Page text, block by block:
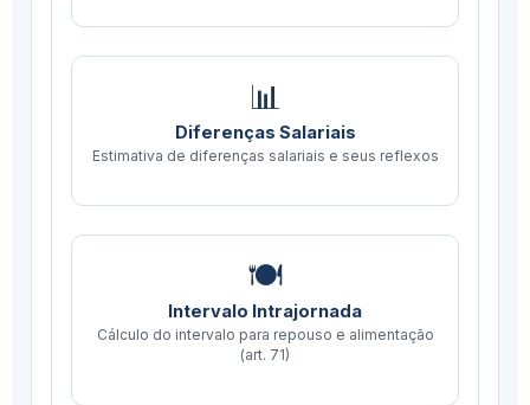
📊
Diferenças Salariais
Estimativa de diferenças salariais e seus reflexos
🍽️
Intervalo Intrajornada
Cálculo do intervalo para repouso e alimentação
(art. 71)